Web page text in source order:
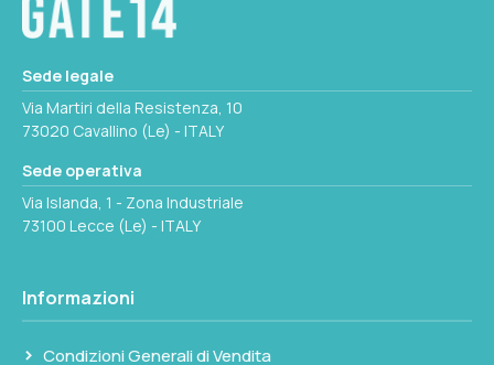
Sede legale
Via Martiri della Resistenza, 10
73020 Cavallino (Le) - ITALY
Sede operativa
Via Islanda, 1 - Zona Industriale
73100 Lecce (Le) - ITALY
Informazioni
Condizioni Generali di Vendita